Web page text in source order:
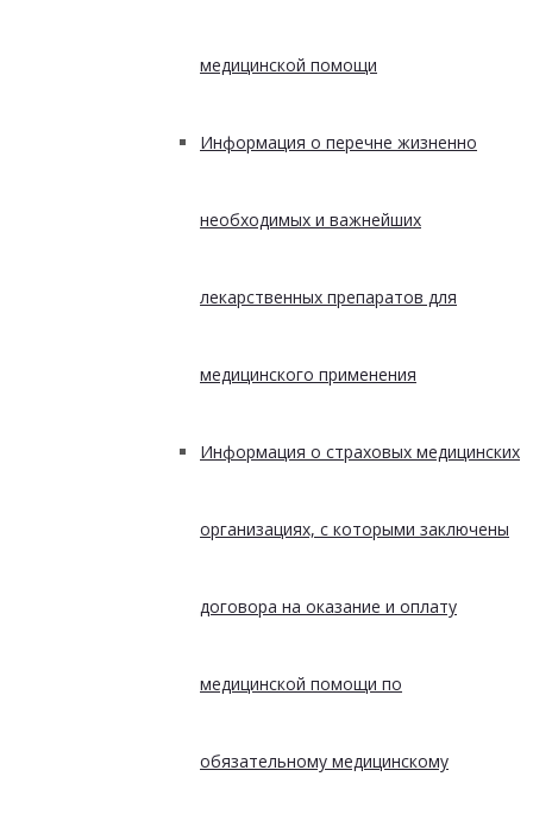
медицинской помощи
Информация о перечне жизненно
необходимых и важнейших
лекарственных препаратов для
медицинского применения
Информация о страховых медицинских
организациях, с которыми заключены
договора на оказание и оплату
медицинской помощи по
обязательному медицинскому